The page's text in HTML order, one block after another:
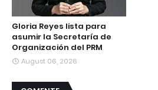
Gloria Reyes lista para
asumir la Secretaría de
Organización del PRM
August 06, 2026